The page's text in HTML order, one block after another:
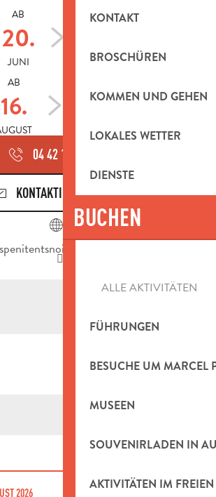
KONTAKT
BROSCHÜREN
KOMMEN UND GEHEN
LOKALES WETTER
DIENSTE
BUCHEN
ALLE AKTIVITÄTEN
FÜHRUNGEN
BESUCHE UM MARCEL
MUSEEN
SOUVENIRLADEN IN
AKTIVITÄTEN IM FREIEN
AB
20.
JUNI
BIS ZUM
AUGUST
AB
16. 17.
OKTOBER
04 42 18 17
KONTAKTIEREN SIE UNS
2026